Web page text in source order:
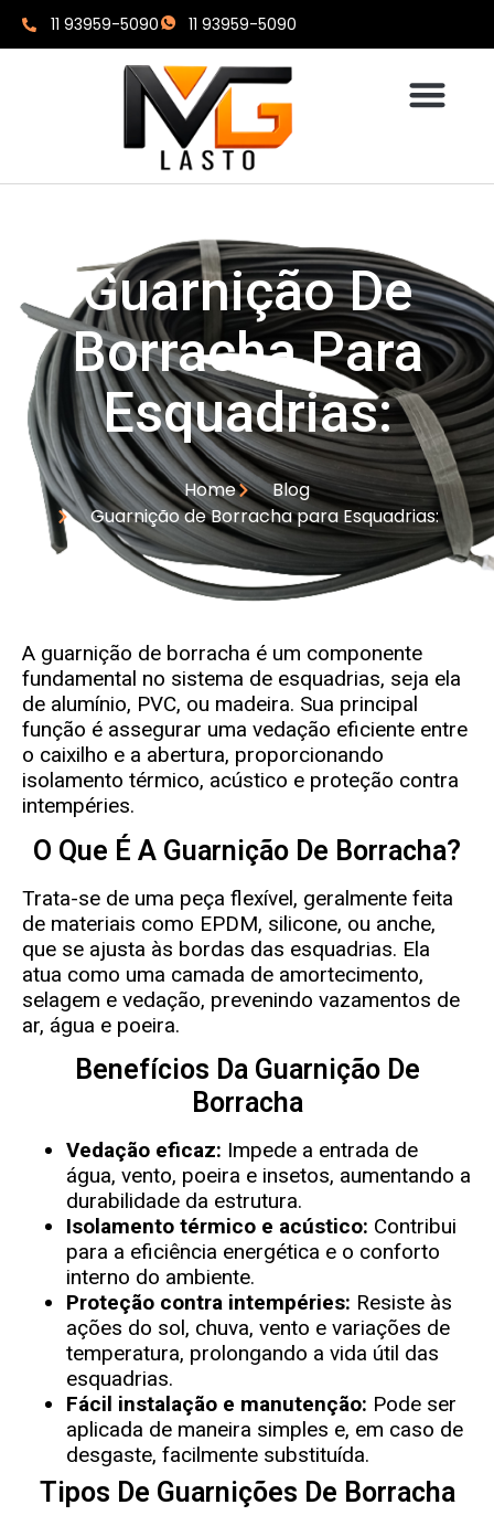
11 93959-5090 11 93959-5090
Guarnição De
Borracha Para
Esquadrias:
Home
Blog
Guarnição de Borracha para Esquadrias:
A guarnição de borracha é um componente
fundamental no sistema de esquadrias, seja ela
de alumínio, PVC, ou madeira. Sua principal
função é assegurar uma vedação eficiente entre
o caixilho e a abertura, proporcionando
isolamento térmico, acústico e proteção contra
intempéries.
O Que É A Guarnição De Borracha?
Trata-se de uma peça flexível, geralmente feita
de materiais como EPDM, silicone, ou anche,
que se ajusta às bordas das esquadrias. Ela
atua como uma camada de amortecimento,
selagem e vedação, prevenindo vazamentos de
ar, água e poeira.
Benefícios Da Guarnição De
Borracha
Vedação eficaz: Impede a entrada de
água, vento, poeira e insetos, aumentando a
durabilidade da estrutura.
Isolamento térmico e acústico: Contribui
para a eficiência energética e o conforto
interno do ambiente.
Proteção contra intempéries: Resiste às
ações do sol, chuva, vento e variações de
temperatura, prolongando a vida útil das
esquadrias.
Fácil instalação e manutenção: Pode ser
aplicada de maneira simples e, em caso de
desgaste, facilmente substituída.
Tipos De Guarnições De Borracha